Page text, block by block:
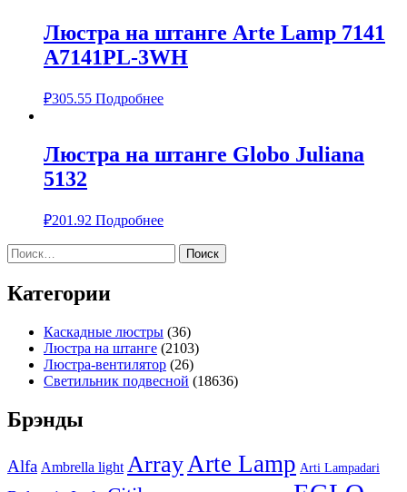
Люстра на штанге Arte Lamp 7141
A7141PL-3WH
₽305.55 Подробнее
Люстра на штанге Globo Juliana
5132
₽201.92 Подробнее
Найти:
Категории
Каскадные люстры (36)
Люстра на штанге (2103)
Люстра-вентилятор (26)
Светильник подвесной (18636)
Брэнды
Alfa Ambrella light Array Arte Lamp Arti Lampadari